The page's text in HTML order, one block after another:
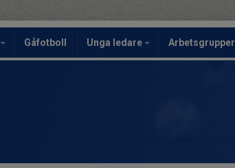
Gåfotboll Unga ledare Arbetsgrupper